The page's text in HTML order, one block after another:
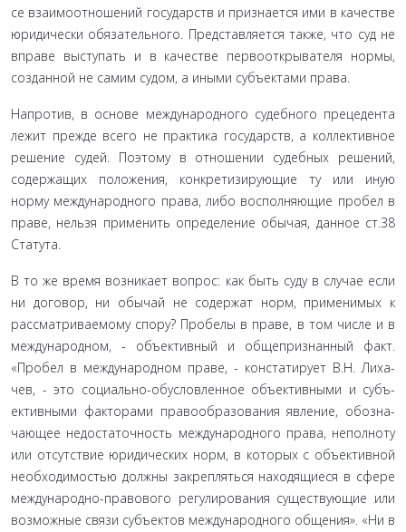
се взаимоотношений государств и признается ими в качестве
юридически обязательного. Представляется также, что суд не
вправе выступать и в качестве первооткрывателя нормы,
соз­данной не самим судом, а иными субъектами права.
Напротив, в основе международного судебного прецеден­та
лежит прежде всего не практика государств, а коллектив­ное
решение судей. Поэтому в отношении судебных решений,
содержащих положения, конкретизирующие ту или иную
норму международного права, либо восполняющие пробел в
праве, нельзя применить определение обычая, данное ст.38
Статута.
В то же время возникает вопрос: как быть суду в случае если
ни договор, ни обычай не содержат норм, применимых к
рассматриваемому спору? Пробелы в праве, в том числе и в
международном, - объективный и общепризнанный факт.
«Пробел в международном праве, - констатирует В.Н. Лиха­
чев, - это социально-обусловленное объективными и субъ­
ективными факторами правообразования явление, обозна­
чающее недостаточность международного права, неполноту
или отсутствие юридических норм, в которых с объективной
необходимостью должны закрепляться находящиеся в сфе­ре
международно-правового регулирования существующие или
возможные связи субъектов международного общения». «Ни в